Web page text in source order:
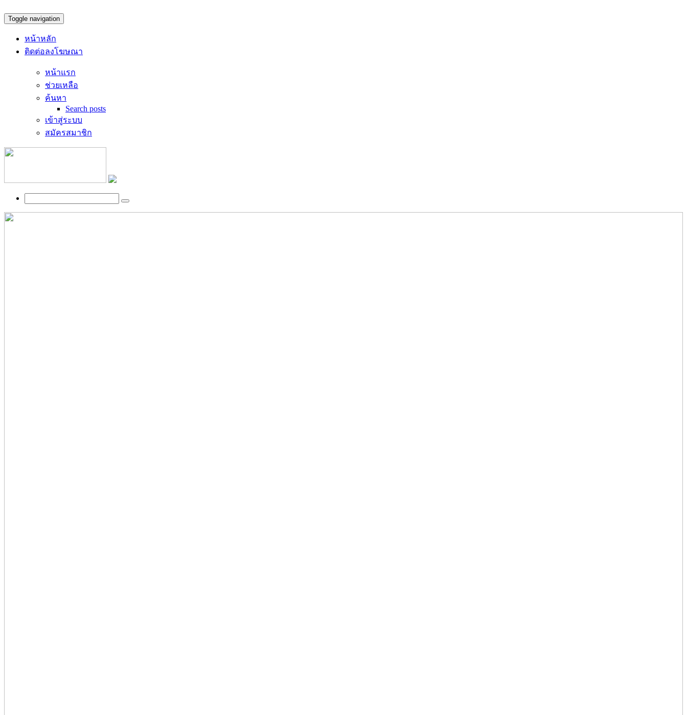
Toggle navigation
หน้าหลัก
ติดต่อลงโฆษณา
หน้าแรก
ช่วยเหลือ
ค้นหา
Search posts
เข้าสู่ระบบ
สมัครสมาชิก